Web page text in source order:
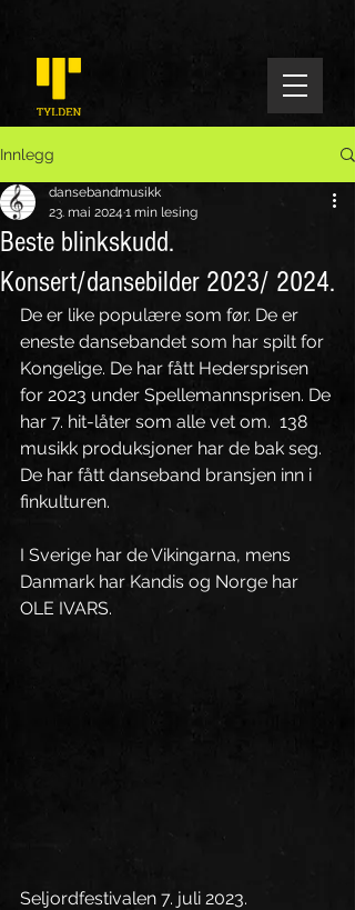
Innlegg
Beste blinkskudd.
Konsert/dansebilder 2023/ 2024.
dansebandmusikk
23. mai 2024 1 min lesing
De er like populære som før. De er
eneste dansebandet som har spilt for
Kongelige. De har fått Hedersprisen
for 2023 under Spellemannsprisen. De
har 7. hit-låter som alle vet om.  138
musikk produksjoner har de bak seg.
De har fått danseband bransjen inn i
finkulturen.
I Sverige har de Vikingarna, mens
Danmark har Kandis og Norge har
OLE IVARS.
Seljordfestivalen 7. juli 2023.